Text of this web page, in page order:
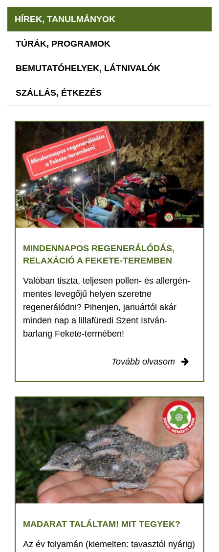
HÍREK, TANULMÁNYOK
TÚRÁK, PROGRAMOK
BEMUTATÓHELYEK, LÁTNIVALÓK
SZÁLLÁS, ÉTKEZÉS
MINDENNAPOS REGENERÁLÓDÁS,
RELAXÁCIÓ A FEKETE-TEREMBEN
Valóban tiszta, teljesen pollen- és allergén-
mentes levegőjű helyen szeretne
regenerálódni? Pihenjen, januártól akár
minden nap a lillafüredi Szent István-
barlang Fekete-termében!
Tovább olvasom
MADARAT TALÁLTAM! MIT TEGYEK?
Az év folyamán (kiemelten: tavasztól nyárig)